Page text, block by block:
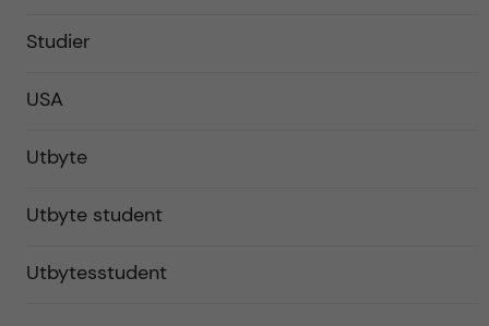
Studier
USA
Utbyte
Utbyte student
Utbytesstudent